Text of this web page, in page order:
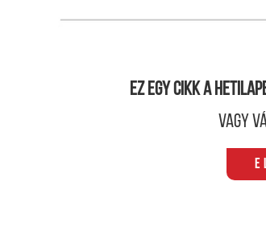
helyszínéül sem
Ez egy cikk a
Vagy